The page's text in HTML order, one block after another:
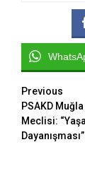
Previous
PSAKD
Meclisi:
Dayanışması”